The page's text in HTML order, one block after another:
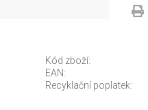
Kód zboží:
EAN:
Recyklační poplatek: